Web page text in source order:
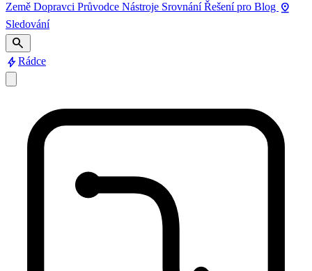
Země Dopravci Průvodce Nástroje Srovnání Řešení pro Blog pin_drop
Sledování
search
boltRádce